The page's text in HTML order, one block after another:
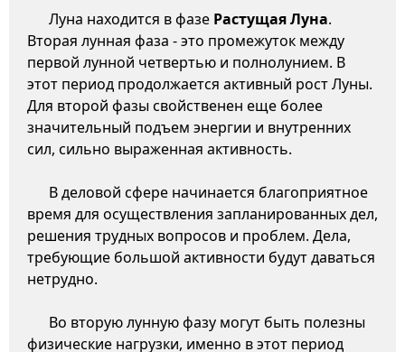
Луна находится в фазе Растущая Луна.
Вторая лунная фаза - это промежуток между
первой лунной четвертью и полнолунием. В
этот период продолжается активный рост Луны.
Для второй фазы свойственен еще более
значительный подъем энергии и внутренних
сил, сильно выраженная активность.
В деловой сфере начинается благоприятное
время для осуществления запланированных дел,
решения трудных вопросов и проблем. Дела,
требующие большой активности будут даваться
нетрудно.
Во вторую лунную фазу могут быть полезны
физические нагрузки, именно в этот период